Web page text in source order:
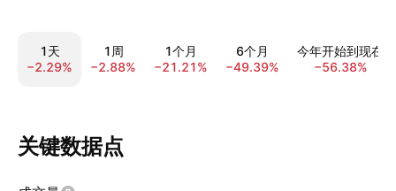
1天
−2.29%
1周
−2.88%
1个月
−21.21%
6个月
−49.39%
今年开始到现在
−56.38%
关键数据点